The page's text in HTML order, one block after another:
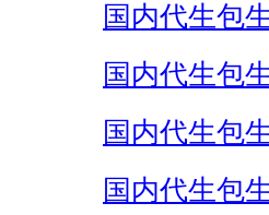
国内代生包
国内代生包
国内代生包
国内代生包